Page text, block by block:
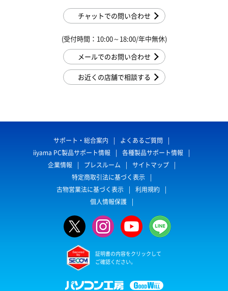
チャットでの問い合わせ
(受付時間：10:00～18:00/年中無休)
メールでのお問い合わせ
お近くの店舗で相談する
サポート・総合案内
よくあるご質問
iiyama PC製品サポート情報
各種製品サポート情報
企業情報
プレスルーム
サイトマップ
特定商取引法に基づく表示
古物営業法に基づく表示
利用規約
個人情報保護
証明書の内容をクリックして
ご確認ください。